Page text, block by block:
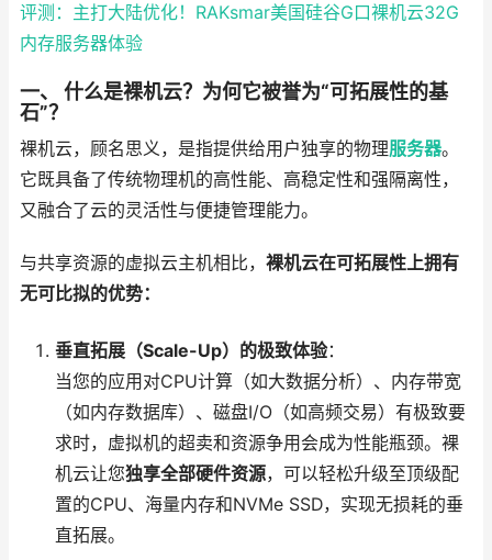
评测：主打大陆优化！RAKsmar美国硅谷G口裸机云32G
内存服务器体验
一、 什么是裸机云？为何它被誉为“可拓展性的基
石”？
裸机云，顾名思义，是指提供给用户独享的物理服务器。
它既具备了传统物理机的高性能、高稳定性和强隔离性，
又融合了云的灵活性与便捷管理能力。
与共享资源的虚拟云主机相比， 裸机云在可拓展性上拥有
无可比拟的优势：
垂直拓展（Scale-Up）的极致体验：
当您的应用对CPU计算（如大数据分析）、内存带宽
（如内存数据库）、磁盘I/O（如高频交易）有极致要
求时，虚拟机的超卖和资源争用会成为性能瓶颈。裸
机云让您独享全部硬件资源，可以轻松升级至顶级配
置的CPU、海量内存和NVMe SSD，实现无损耗的垂
直拓展。